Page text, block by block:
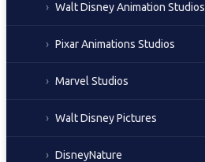
Walt Disney Animation Studios
Pixar Animations Studios
Marvel Studios
Walt Disney Pictures
DisneyNature